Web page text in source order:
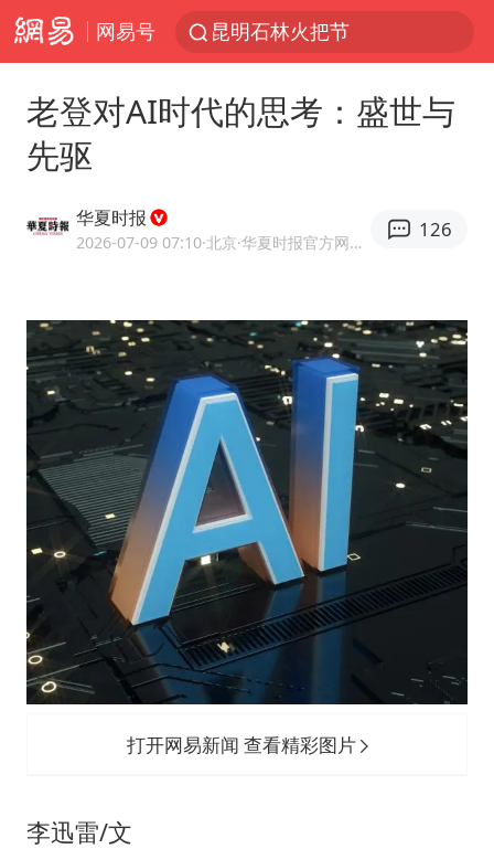
网易号
昆明石林火把节
宇树科技发行价格150.80元/股
官方回应献血屋不让市民入内躲雨
80后女柜员逆袭成4200亿银行副行长
感觉全东北都在等7号
中央气象台发布台风黄色预警
扎哈罗娃批广岛市长不提美国原子弹
金饰克价大幅跳涨
关之琳否认与27岁模特的恋情
多地要求领导干部带头休假
对话重庆地铁吐血女孩
奋进开新局 实干挑大梁
老登对AI时代的思考：盛世与
先驱
华夏时报
2026-07-09 07:10·北京 ·华夏时报官方网易号
126
打开网易新闻 查看精彩图片
李迅雷/文